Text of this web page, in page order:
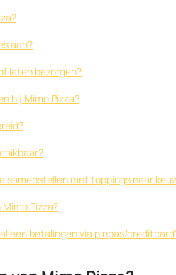
aan?
laten bezorgen?
bij Mimo Pizza?
samenstellen met toppings naar
Pizza?
betalingen via pinpas/